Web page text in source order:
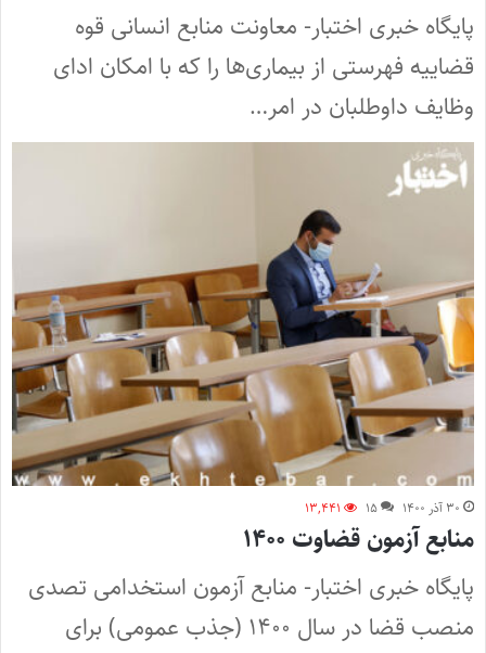
پایگاه خبری اختبار- معاونت منابع انسانی قوه
قضاییه فهرستی از بیماری‌ها را که با امکان ادای
وظایف داوطلبان در امر…
۳۰ آذر ۱۴۰۰ ۱۵ ۱۳,۴۴۱
منابع آزمون قضاوت ۱۴۰۰
پایگاه خبری اختبار- منابع آزمون استخدامی تصدی
منصب قضا در سال ۱۴۰۰ (جذب عمومی) برای